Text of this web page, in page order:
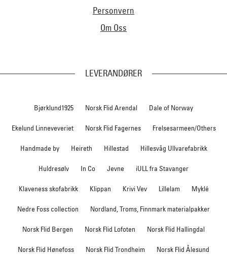
Personvern
Om Oss
LEVERANDØRER
Bjørklund1925 Norsk Flid Arendal Dale of Norway
Ekelund Linneveveriet Norsk Flid Fagernes Frelsesarmeen/Others
Handmade by Heireth Hillestad Hillesvåg Ullvarefabrikk
Huldresølv In Co Jevne iULL fra Stavanger
Klaveness skofabrikk Klippan Krivi Vev Lillelam Myklé
Nedre Foss collection Nordland, Troms, Finnmark materialpakker
Norsk Flid Bergen Norsk Flid Lofoten Norsk Flid Hallingdal
Norsk Flid Hønefoss Norsk Flid Trondheim Norsk Flid Ålesund